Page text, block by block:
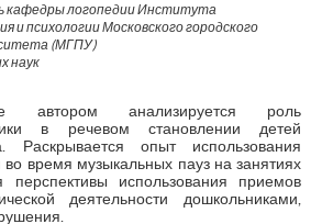
кафедры логопедии Института
и психологии Московского городского
(МГПУ)
наук
автором анализируется роль
в речевом становлении детей
Раскрывается опыт использования
во время музыкальных пауз на занятиях
использования приемов
деятельности дошкольниками,